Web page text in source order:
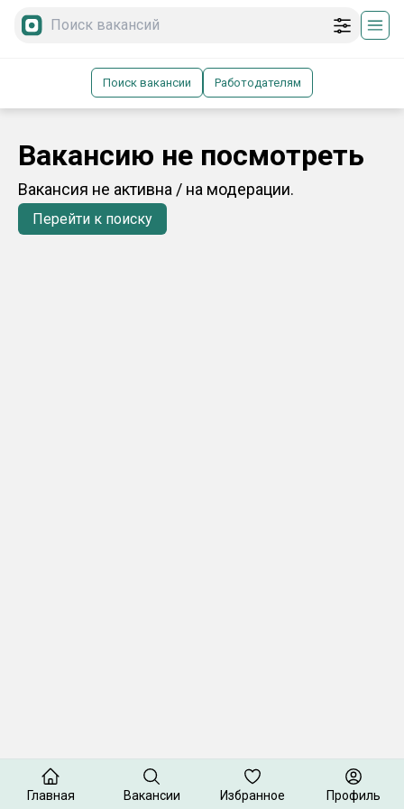
Поиск вакансии Работодателям
Вакансию не посмотреть
Вакансия не активна / на модерации.
Перейти к поиску
Главная Вакансии Избранное Профиль